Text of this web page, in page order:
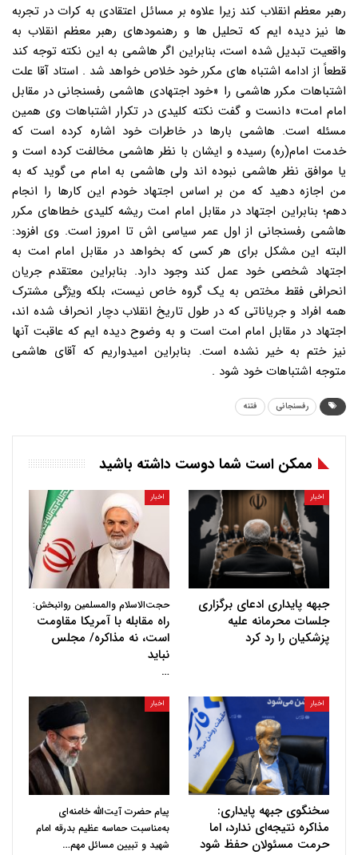
رهبر معظم انقلاب کند زیرا علاوه بر مسائل اعتقادی به کرات در تجربه
ها نیز دیده ایم که تحلیل ها و رهنمودهای رهبر معظم انقلاب به
واقعیت تبدیل شده است، بنابراین اگر هاشمی به این نکته توجه کند
قطعاً از ادامه اشتباه های مکرر خود خلاص خواهد شد . استاد آقا علت
اشتباهات مکرر هاشمی را «خود اجتهادی هاشمی رفسنجانی در مقابل
امام امت» دانست و گفت نکته کلیدی در تکرار اشتباهات وی همین
مسئله است. هاشمی بارها در خاطرات خود اشاره کرده است که
خدمت امام(ره) رسیده و ایشان با نظر هاشمی مخالفت کرده است و
یا موافق نظر هاشمی نبوده اند ولی هاشمی به امام می گوید که به
من اجازه دهید که من بر اساس اجتهاد خودم این کارها را انجام
دهم؛ بنابراین اجتهاد در مقابل امام امت ریشه کلیدی خطاهای مکرر
هاشمی رفسنجانی از اول عمر سیاسی اش تا امروز است. وی افزود:
البته این مشکل برای هر کسی که بخواهد در مقابل امام امت به
اجتهاد شخصی خود عمل کند وجود دارد. بنابراین معتقدم جریان
انحرافی فقط مختص به یک گروه خاص نیست، بلکه ویژگی مشترک
همه افراد و جریاناتی که در طول تاریخ انقلاب دچار انحراف شده اند،
اجتهاد در مقابل امام امت است و به وضوح دیده ایم که عاقبت آنها
نیز ختم به خیر نشده است. بنابراین امیدواریم که آقای هاشمی
متوجه اشتباهات خود شود .
رفسنجانی فتنه
ممکن است شما دوست داشته باشید
اخبار
جبهه پایداری ادعای برگزاری
جلسات محرمانه علیه
پزشکیان را رد کرد
اخبار
حجت‌الاسلام والمسلمین روانبخش:
راه مقابله با آمریکا مقاومت
است، نه مذاکره/ مجلس
نباید
…
اخبار
سخنگوی جبهه پایداری:
مذاکره نتیجه‌ای ندارد، اما
حرمت مسئولان حفظ شود
اخبار
پیام حضرت آیت‌الله خامنه‌ای
به‌مناسبت حماسه عظیم بدرقه امام
شهید و تبیین مسائل مهم…